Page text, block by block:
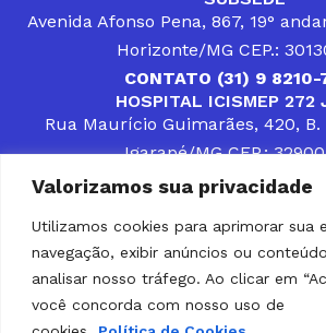
Valorizamos sua privacidade
Utilizamos cookies para aprimorar sua
navegação, exibir anúncios ou
analisar nosso tráfego. Ao clicar em
você concorda com nosso uso de
Avenida Afonso Pena, 867, 19°
Horizonte/MG CEP.:
CONTATO (31) 9 8210-
HOSPITAL ICISMEP 272
Rua Maurício Guimarães, 420,
Igarapé/MG CEP.:
CONTATOS (31) 3512-4400 ou
DESENVOLVER SOLUÇÕES,
PÚBLICOS QUE COMPLEMENTEM
POPULAÇÃO DA REGIÃO EM QUE
PARCEIRO DOS MUNICÍPIOS
SOLUÇÃO DE DIFICULDADES
GESTORES MUNICIPAIS, É O
ICISMEP.